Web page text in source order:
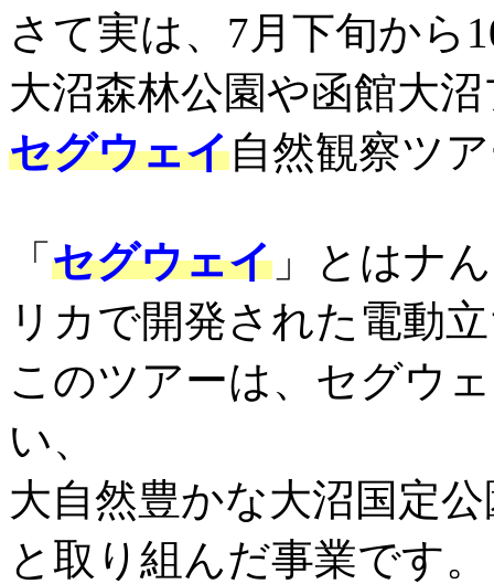
さて実は、7月下旬から
大沼森林公園や函館大
セグウェイ自然観察ツ
「 セグウェイ 」
とはナ
リカで開発された電動
このツアーは、セグウ
い、
大自然豊かな大沼国定
と取り組んだ事業です。